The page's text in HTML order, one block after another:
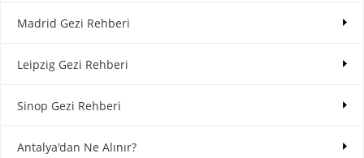
Madrid Gezi Rehberi
Leipzig Gezi Rehberi
Sinop Gezi Rehberi
Antalya'dan Ne Alınır?